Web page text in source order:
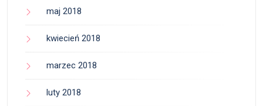
maj 2018
kwiecień 2018
marzec 2018
luty 2018